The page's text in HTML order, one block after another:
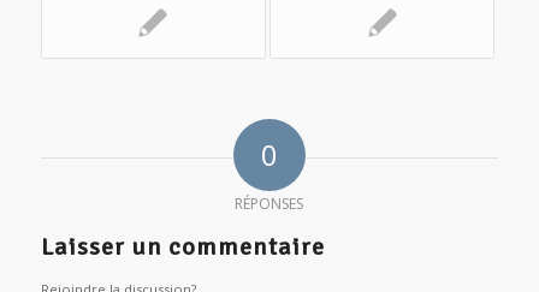
0
RÉPONSES
Laisser un commentaire